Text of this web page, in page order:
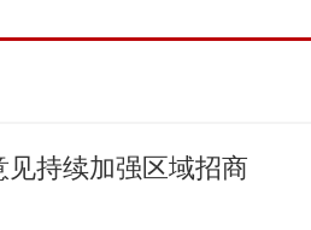
持续加强区域招商